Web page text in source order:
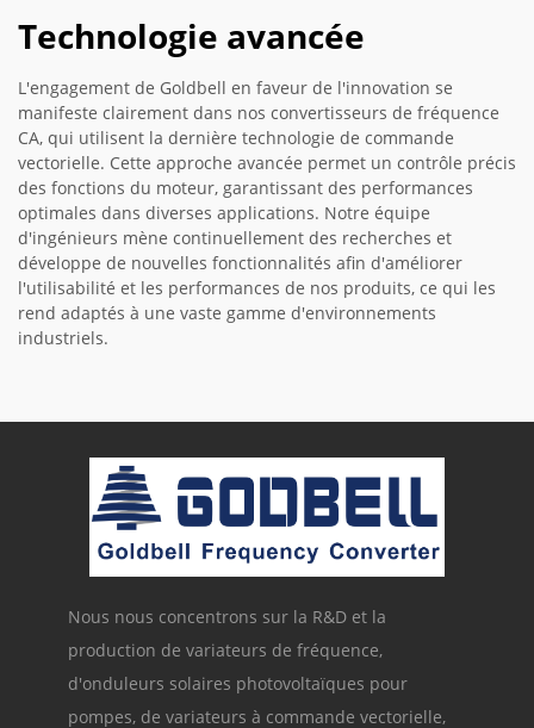
Technologie avancée
L'engagement de Goldbell en faveur de l'innovation se
manifeste clairement dans nos convertisseurs de fréquence
CA, qui utilisent la dernière technologie de commande
vectorielle. Cette approche avancée permet un contrôle précis
des fonctions du moteur, garantissant des performances
optimales dans diverses applications. Notre équipe
d'ingénieurs mène continuellement des recherches et
développe de nouvelles fonctionnalités afin d'améliorer
l'utilisabilité et les performances de nos produits, ce qui les
rend adaptés à une vaste gamme d'environnements
industriels.
Nous nous concentrons sur la R&D et la
production de variateurs de fréquence,
d'onduleurs solaires photovoltaïques pour
pompes, de variateurs à commande vectorielle,